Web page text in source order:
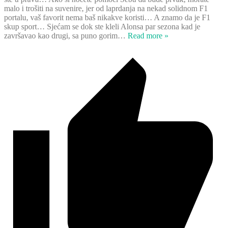
malo i trošiti na suvenire, jer od laprdanja na nekad solidnom F1
portalu, vaš favorit nema baš nikakve koristi… A znamo da je F1
skup sport… Sjećam se dok ste kleli Alonsa par sezona kad je
završavao kao drugi, sa puno gorim… Read more »